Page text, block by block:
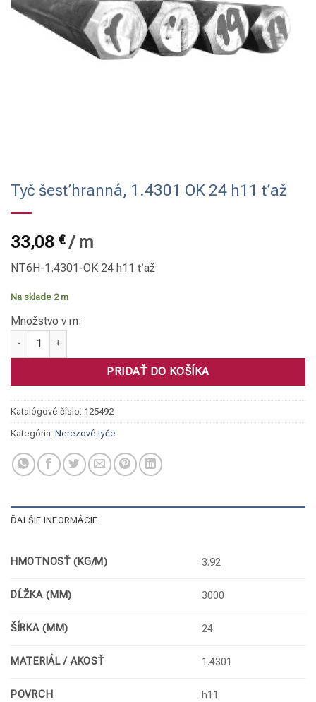
Tyč šesťhranná, 1.4301 OK 24 h11 ťaž
33,08 €/ m
NT6H-1.4301-OK 24 h11 ťaž
Na sklade 2 m
Množstvo v m:
množstvo Tyč šesťhranná, 1.4301 OK 24 h11 ťaž
PRIDAŤ DO KOŠÍKA
Katalógové číslo: 125492
Kategória: Nerezové tyče
ĎALŠIE INFORMÁCIE
HMOTNOSŤ (KG/M) 3.92
DĹŽKA (MM) 3000
ŠÍRKA (MM) 24
MATERIÁL / AKOSŤ 1.4301
POVRCH h11